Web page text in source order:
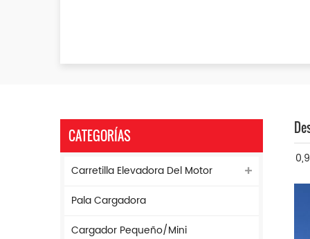
CATEGORÍAS
Carretilla Elevadora Del Motor
Pala Cargadora
Cargador Pequeño/mini